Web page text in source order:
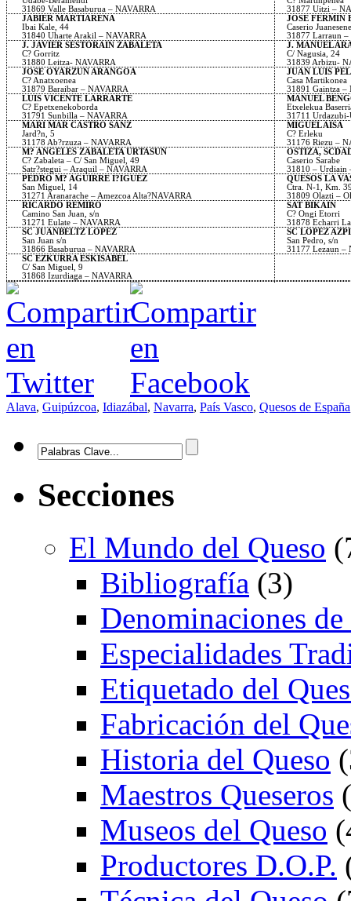
31869 Valle Basaburua – NAVARRA
31877 Uitzi –
JABIER MARTIARENA
Ibai Kale, 44
31840 Uharte Arakil – NAVARRA
JOSE FERMIN
Caserio
31877 Larraun –
J. JAVIER SESTORAIN ZABALETA
C? Gorritz
31880 Leitza- NAVARRA
J. MANUEL
C/ Nagusia, 24
31839 Arbizu-
JOSE OYARZUN ARANGOA
C? Anatxoenea
31879 Baraibar – NAVARRA
JUAN LUIS
Casa Martikonea
31891 Gaintza –
LUIS VICENTE LARRARTE
C? Epetxenekoborda
31791 Sunbilla – NAVARRA
MANUEL
Etxelekua
31711
MARI MAR CASTRO SANZ
Jard?n, 5
31178 Ab?rzuza – NAVARRA
MIGUEL AISA
C? Erleku
31176 Riezu –
M? ANGELES ZABALETA URTASUN
C? Zabaleta – C/ San Miguel, 49
Satr?stegui – Araquil – NAVARRA
OSTIZA,
Caserio Sarabe
31810 – Urdiain
PEDRO M? AGUIRRE I?IGUEZ
San Miguel, 14
31271 Aranarache – Amezcoa Alta?NAVARRA
QUESOS LA
Ctra. N-1, Km.
31809 Olazti –
RICARDO REMIRO
Camino San Juan, s/n
31271 Eulate – NAVARRA
SAT BIKAIN
C? Ongi Etorri
31878 Echarri
SC JUANBELTZ LOPEZ
San Juan s/n
31866 Basaburua – NAVARRA
SC LOPEZ
San Pedro, s/n
31177 Lezaun –
SC EZKURRA ESKISABEL
C/ San Miguel, 9
31868 Izurdiaga – NAVARRA
Alava, Guipúzcoa, Idiazábal, Navarra, País Vasco, Quesos de España
Secciones
El Mundo del Queso
Bibliografía (3)
Denominaciones
Especialidades
Etiquetado del
Fabricación del
Historia del Queso
Maestros Queseros
Museos del Queso
Productores D.O.P.